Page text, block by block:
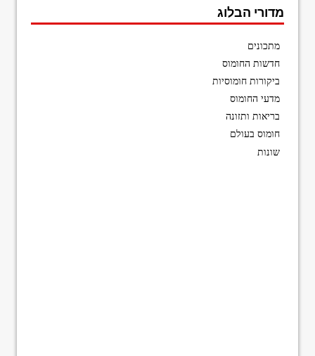
מדורי הבלוג
מתכונים
חדשות החומוס
ביקורות חומוסיות
מדעי החומוס
בריאות ותזונה
חומוס בעולם
שונות